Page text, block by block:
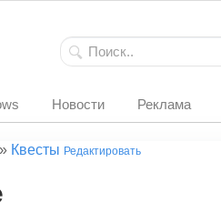
Новости Реклама
» Квесты Редактировать